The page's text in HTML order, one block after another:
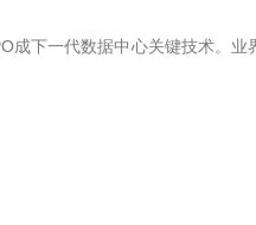
成下一代数据中心关键技术。